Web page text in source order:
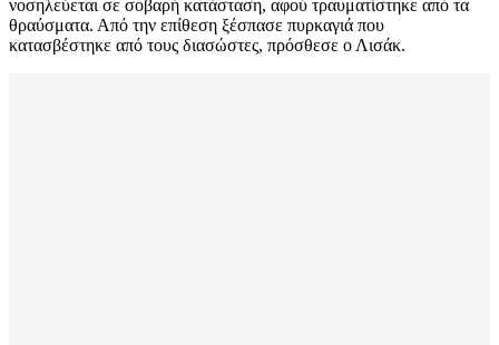
νοσηλεύεται σε σοβαρή κατάσταση, αφού τραυματίστηκε από τα
θραύσματα. Από την επίθεση ξέσπασε πυρκαγιά που
κατασβέστηκε από τους διασώστες, πρόσθεσε ο Λισάκ.